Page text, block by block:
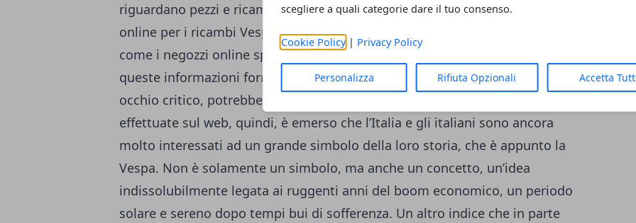
scegliere a quali categorie dare il tuo consenso.
Cookie Policy| Privacy Policy
Personalizza Rifiuta Opzionali Accetta
riguardano pezzi e ricambi; è interessante notare che anche le ricerche
online per i ricambi Vespa d’epoca sono aumentate nell’ultimo periodo, così
come i negozzi online speicializzati in questo settore come anche E tutte
queste informazioni formano un insieme di segnali che, se analizzati con
occhio critico, potrebbero rivelarsi molto interessanti. Dalle ricerche
effettuate sul web, quindi, è emerso che l’Italia e gli italiani sono ancora
molto interessati ad un grande simbolo della loro storia, che è appunto la
Vespa. Non è solamente un simbolo, ma anche un concetto, un’idea
indissolubilmente legata ai ruggenti anni del boom economico, un periodo
solare e sereno dopo tempi bui di sofferenza. Un altro indice che in parte